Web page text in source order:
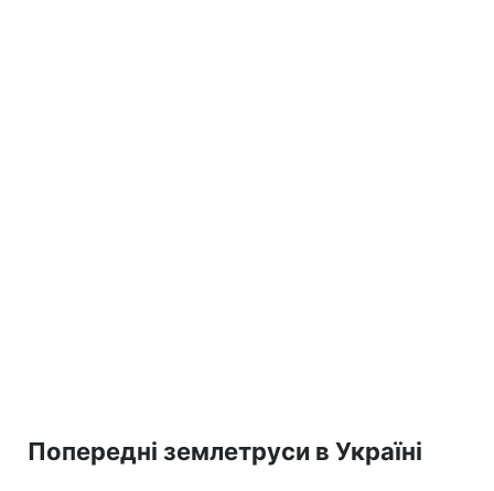
Попередні землетруси в Україні